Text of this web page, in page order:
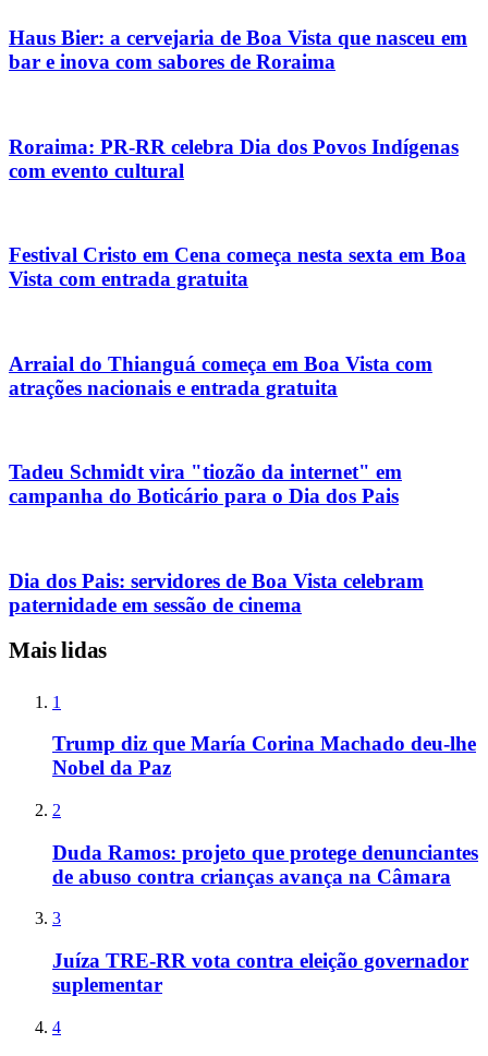
Haus Bier: a cervejaria de Boa Vista que nasceu em
bar e inova com sabores de Roraima
Roraima: PR-RR celebra Dia dos Povos Indígenas
com evento cultural
Festival Cristo em Cena começa nesta sexta em Boa
Vista com entrada gratuita
Arraial do Thianguá começa em Boa Vista com
atrações nacionais e entrada gratuita
Tadeu Schmidt vira "tiozão da internet" em
campanha do Boticário para o Dia dos Pais
Dia dos Pais: servidores de Boa Vista celebram
paternidade em sessão de cinema
Mais lidas
1
Trump diz que María Corina Machado deu-lhe
Nobel da Paz
2
Duda Ramos: projeto que protege denunciantes
de abuso contra crianças avança na Câmara
3
Juíza TRE-RR vota contra eleição governador
suplementar
4